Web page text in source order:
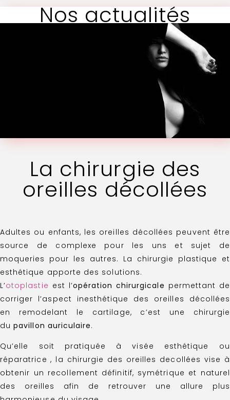
Nos actualités
La chirurgie des
oreilles décollées
Adultes ou enfants, les oreilles décollées peuvent être
source de complexe pour les uns et sujet de
moqueries pour les autres. La chirurgie plastique et
esthétique apporte des solutions.
L’otoplastie est l’opération chirurgicale permettant de
corriger l’aspect inesthétique des oreilles décollées
en remodelant le cartilage, c’est une chirurgie
dupavillon auriculaire.
Qu’elle soit pratiquée à visée esthétique ou
réparatrice , la chirurgie des oreilles decollées vise à
obtenir un recollement définitif, symétrique et naturel
des oreilles afin de retrouver une allure plus